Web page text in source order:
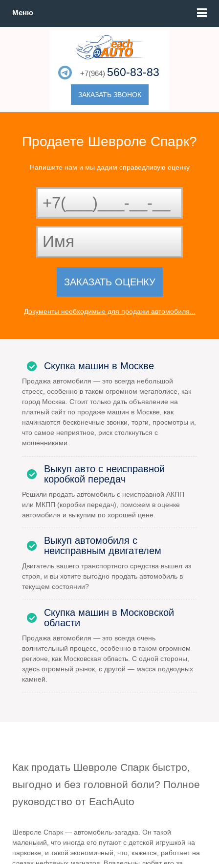
+7(964) 560-83-83
ЗАКАЗАТЬ ЗВОНОК
Меню
Продаете Шевроле Спарк?
Напишите нам и мы дадим справедливую оценку
Документы необходимые для продажи автомобиля...
Скупка машин в Москве
Продажа автомобиля — это всегда небольшой
стресс, особенно в таком огромном мегаполисе, как
город Москва. Стоит только дать объявление на
платный сайт по продаже машин в Москве, как
начинаются бесконечные звонки, торги, просмотры и,
что самое неприятное, риск столкнуться с
мошенниками.
Выкуп авто с неисправной
коробкой передач
Решили продать автомобиль с неисправной АКПП
или МКПП (коробки передач), поможем в оценке
автомобиля и выкупим по хорошей цене.
Выкуп автомобиля с
неисправным двигателем
Двигатель вашего транспортного средства вышел из
строя, и вы хотите выгодно продать автомобиль в
текущем состоянии?
Скупка машин в Московской
области
Продажа автомобиля — это всегда очень
волнительный процесс, особенно в таком огромном
регионе, как Московская область. С одной стороны,
здесь огромный рынок, с другой — масса подводных
камней.
Как продать Шевроле Спарк быстро,
выгодно и без головной боли? Полное
руководство от EachAuto
Шевроле Спарк — автомобиль-загадка. Он такой
маленький, что иногда его путают с детской игрушкой на
парковке, и такой экономичный, что, кажется, работает на